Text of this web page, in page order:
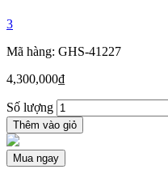
3
Mã hàng: GHS-41227
4,300,000₫
Số lượng
Thêm vào giỏ
Mua ngay